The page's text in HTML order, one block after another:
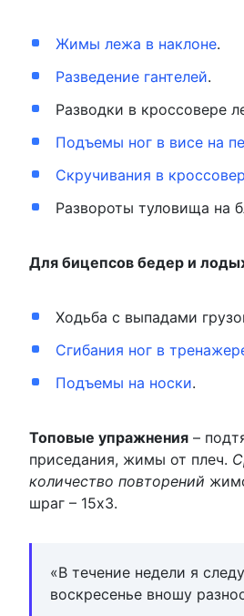
Жимы лежа в наклоне.
Разведение гантелей.
Разводки в кроссовере
Подъемы ног в висе на
Скручивания в
Развороты туловища на
Для бицепсов бедер и
Ходьба с выпадами
Сгибания ног в
Подъемы на носки.
Топовые упражнения –
приседания, жимы от плеч.
количество повторений
шраг – 15х3.
«В течение недели я
воскресенье вношу